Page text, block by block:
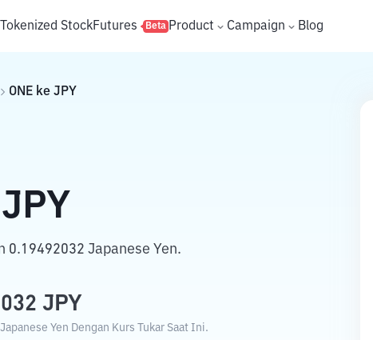
Tokenized StockFutures Beta Product Campaign Blog
ONE ke JPY
JPY
0.19492032 Japanese Yen.
JPY
Yen Dengan Kurs Tukar Saat Ini.